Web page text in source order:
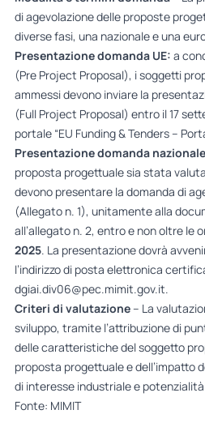
di agevolazione delle proposte
diverse fasi, una nazionale e una
Presentazione domanda UE: a
(Pre Project Proposal), i soggetti
ammessi devono inviare la
(Full Project Proposal) entro il 17
portale “EU Funding & Tenders –
Presentazione domanda
proposta progettuale sia stata
devono presentare la domanda di
(Allegato n. 1), unitamente alla
all’allegato n. 2, entro e non oltre le
2025. La presentazione dovrà
l’indirizzo di posta elettronica
dgiai.div06@pec.mimit.gov.it.
Criteri di valutazione– La
sviluppo, tramite l’attribuzione di
delle caratteristiche del soggetto
proposta progettuale e dell’impatto
di interesse industriale e
Fonte: MIMIT